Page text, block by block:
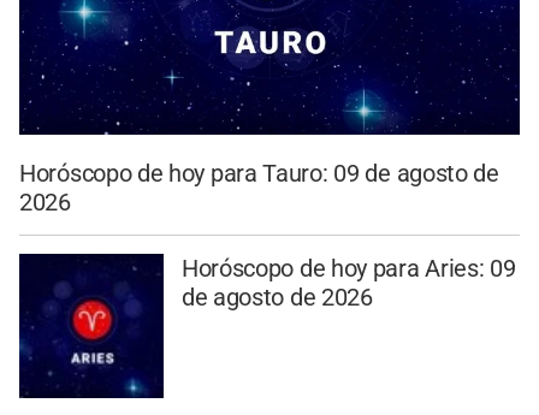
Horóscopo de hoy para Tauro: 09 de agosto de
2026
Horóscopo de hoy para Aries: 09
de agosto de 2026